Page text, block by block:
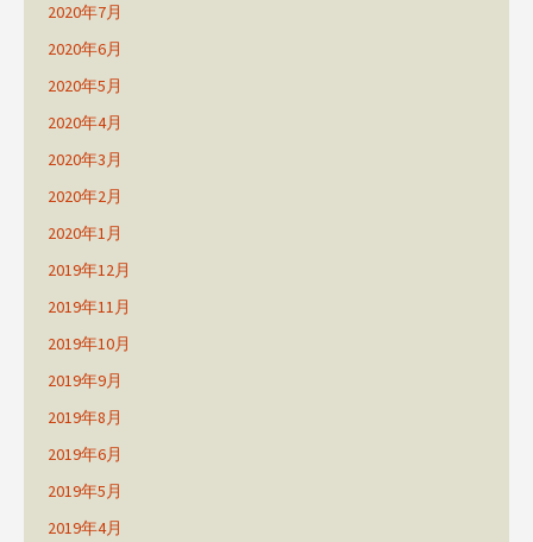
2020年7月
2020年6月
2020年5月
2020年4月
2020年3月
2020年2月
2020年1月
2019年12月
2019年11月
2019年10月
2019年9月
2019年8月
2019年6月
2019年5月
2019年4月